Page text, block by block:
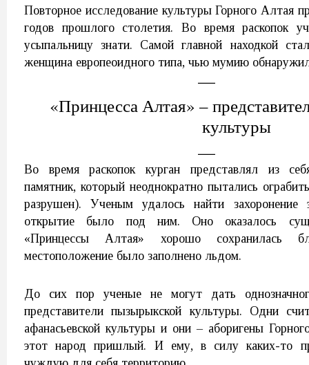
Повторное исследование культуры Горного Алтая
годов прошлого столетия. Во время раскопок
усыпальницу знати. Самой главной находкой
женщина европеоидного типа, чью мумию
«Принцесса Алтая» –
культуры
Во время раскопок курган представлял из
памятник, который неоднократно пытались
разрушен). Ученым удалось найти захоронение
открытие было под ним. Оно оказалось
«Принцессы Алтая» хорошо сохранилась
местоположение было заполнено льдом.
До сих пор ученые не могут дать
представители пызырыкской культуры. Одни
афанасьевской культуры и они – аборигены
этот народ пришлый. И ему, в силу каких-то